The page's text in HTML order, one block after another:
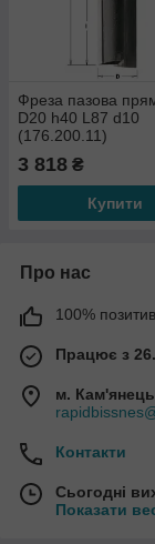
Фреза пазова
D20 h40 L87 d10
(176.200.11)
3 818 ₴
Купити
Про нас
100%
Працює з
м.
Контакти
Сьогодні
Показати